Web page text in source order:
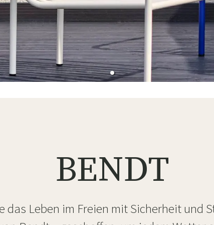
Wartungsprodukte
Kleine Aufbewahrung
BENDT
das Leben im Freien mit Sicherheit und